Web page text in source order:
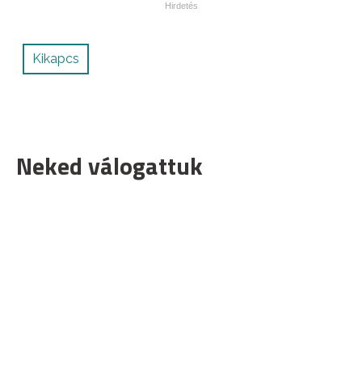
Kikapcs
Neked válogattuk